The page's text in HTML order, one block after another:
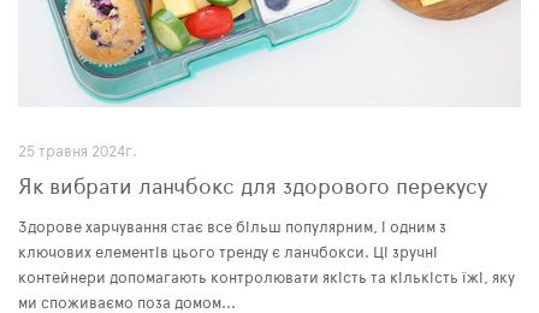
25 травня 2024г.
Як вибрати ланчбокс для здорового перекусу
Здорове харчування стає все більш популярним, і одним з
ключових елементів цього тренду є ланчбокси. Ці зручні
контейнери допомагають контролювати якість та кількість їжі, яку
ми споживаємо поза домом...